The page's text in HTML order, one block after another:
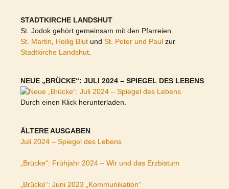
STADTKIRCHE LANDSHUT
St. Jodok gehört gemeinsam mit den Pfarreien
St. Martin
Heilig Blut und St. Peter und Paul zur
Stadtkirche Landshut
NEUE „BRÜCKE“: JULI 2024 – SPIEGEL DES LEBENS
Durch einen Klick herunterladen.
ÄLTERE AUSGABEN
Juli 2024 – Spiegel des Lebens
„Brücke“: Frühjahr 2024 – Wir und das Erzbistum
„Brücke“: Juni 2023 „Kommunikation“